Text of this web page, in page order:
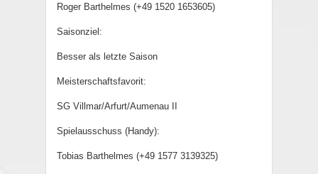
Roger Barthelmes (+49 1520 1653605)
Saisonziel:
Besser als letzte Saison
Meisterschaftsfavorit:
SG Villmar/Arfurt/Aumenau II
Spielausschuss (Handy):
Tobias Barthelmes (+49 1577 3139325)